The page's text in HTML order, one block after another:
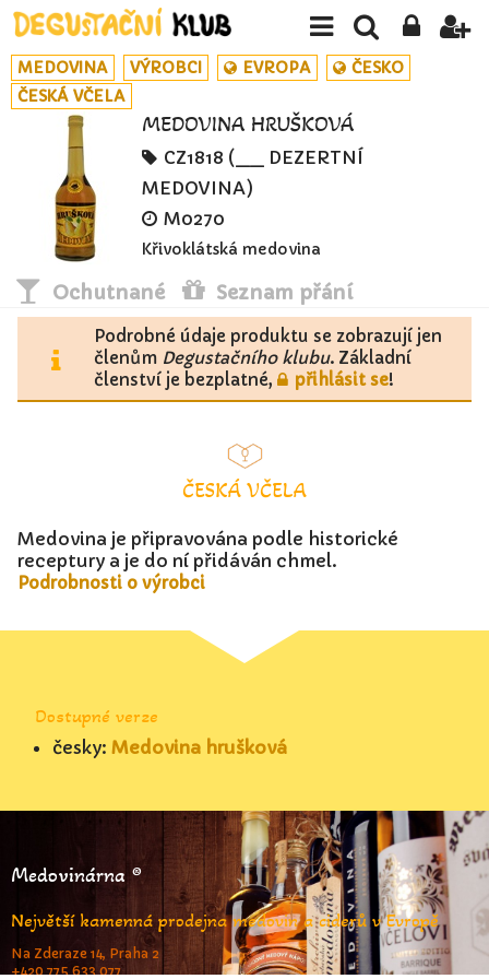
MEDOVINA VÝROBCI EVROPA
ČESKO
ČESKÁ VČELA
MEDOVINA HRUŠKOVÁ
CZ1818 (__ DEZERTNÍ
MEDOVINA)
M0270
Křivoklátská medovina
Ochutnané Seznam přání
Podrobné údaje produktu se zobrazují jen
členům Degustačního klubu. Základní
členství je bezplatné,
přihlásit se!
ČESKÁ VČELA
Medovina je připravována podle historické
receptury a je do ní přidáván chmel.
Podrobnosti o výrobci
Dostupné verze
česky: Medovina hrušková
Medovinárna ®
Největší kamenná prodejna medovin a ciderů v Evropě
Na Zderaze 14, Praha 2
+420 775 633 077